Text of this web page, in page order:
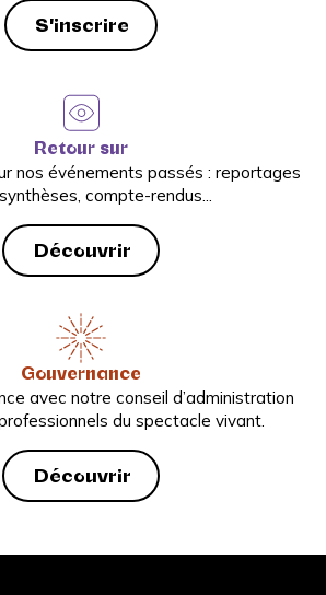
S'inscrire
Retour sur
nos événements passés : reportages
compte-rendus...
Découvrir
Gouvernance
avec notre conseil d’administration
du spectacle vivant.
Découvrir